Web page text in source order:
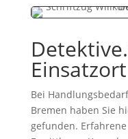
Bei
Bremen haben Sie
gefunden.